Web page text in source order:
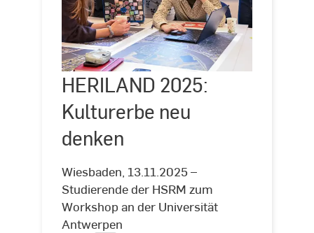
©University
of
Antwerp
HERILAND 2025:
Kulturerbe neu
denken
Wiesbaden, 13.11.2025 –
Studierende der HSRM zum
Workshop an der Universität
Antwerpen
HERILAND
2025:
neu